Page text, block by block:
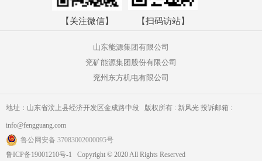
【关注微信】 【扫码访站】
山东能源集团有限公司
兖矿能源集团股份有限公司
兖州东方机电有限公司
地址：山东省汶上县经济开发区金成路中段 版权所有 : 新风光 投诉邮箱 :
info@fengguang.com
鲁公网安备 37083002000095号
鲁ICP备19001210号-1 Copyright © 2020 All Rights Reserved